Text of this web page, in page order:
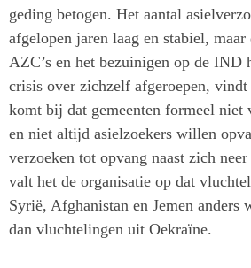
geding betogen. Het aantal
afgelopen jaren laag en stabiel,
AZC’s en het bezuinigen op de IND
crisis over zichzelf afgeroepen,
komt bij dat gemeenten formeel
en niet altijd asielzoekers willen
verzoeken tot opvang naast zich
valt het de organisatie op dat
Syrië, Afghanistan en Jemen anders
dan vluchtelingen uit Oekraïne.